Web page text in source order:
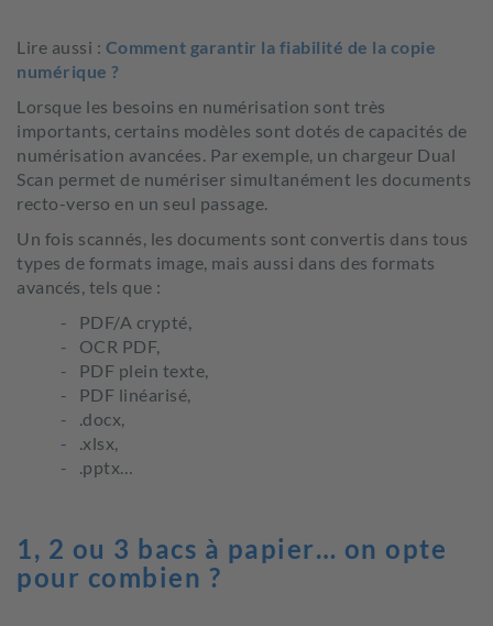
Lire aussi : Comment garantir la fiabilité de la copie
numérique ?
Lorsque les besoins en numérisation sont très
importants, certains modèles sont dotés de capacités de
numérisation avancées. Par exemple, un chargeur Dual
Scan permet de numériser simultanément les documents
recto-verso en un seul passage.
Un fois scannés, les documents sont convertis dans tous
types de formats image, mais aussi dans des formats
avancés, tels que :
PDF/A crypté,
OCR PDF,
PDF plein texte,
PDF linéarisé,
.docx,
.xlsx,
.pptx…
1, 2 ou 3 bacs à papier… on opte
pour combien ?